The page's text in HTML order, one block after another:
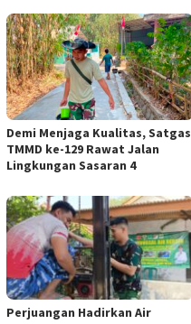
Demi Menjaga Kualitas, Satgas
TMMD ke-129 Rawat Jalan
Lingkungan Sasaran 4
Perjuangan Hadirkan Air